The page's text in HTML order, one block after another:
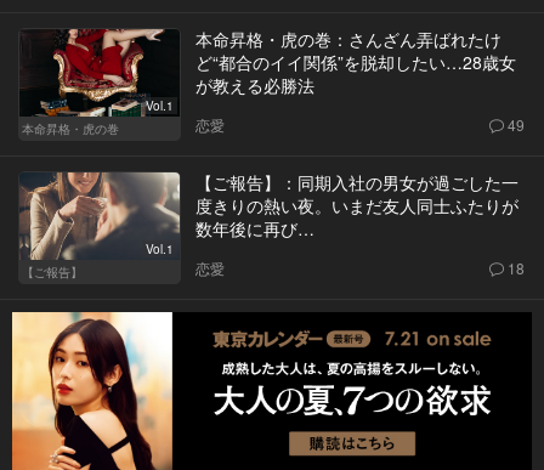
Vol.1
本命昇格・虎の巻
本命昇格・虎の巻：さんざん弄ばれたけ
ど“都合のイイ関係”を脱却したい…28歳女
が教える必勝法
恋愛 49
Vol.1
【ご報告】
【ご報告】：同期入社の男女が過ごした一
度きりの熱い夜。いまだ友人同士ふたりが
数年後に再び…
恋愛 18